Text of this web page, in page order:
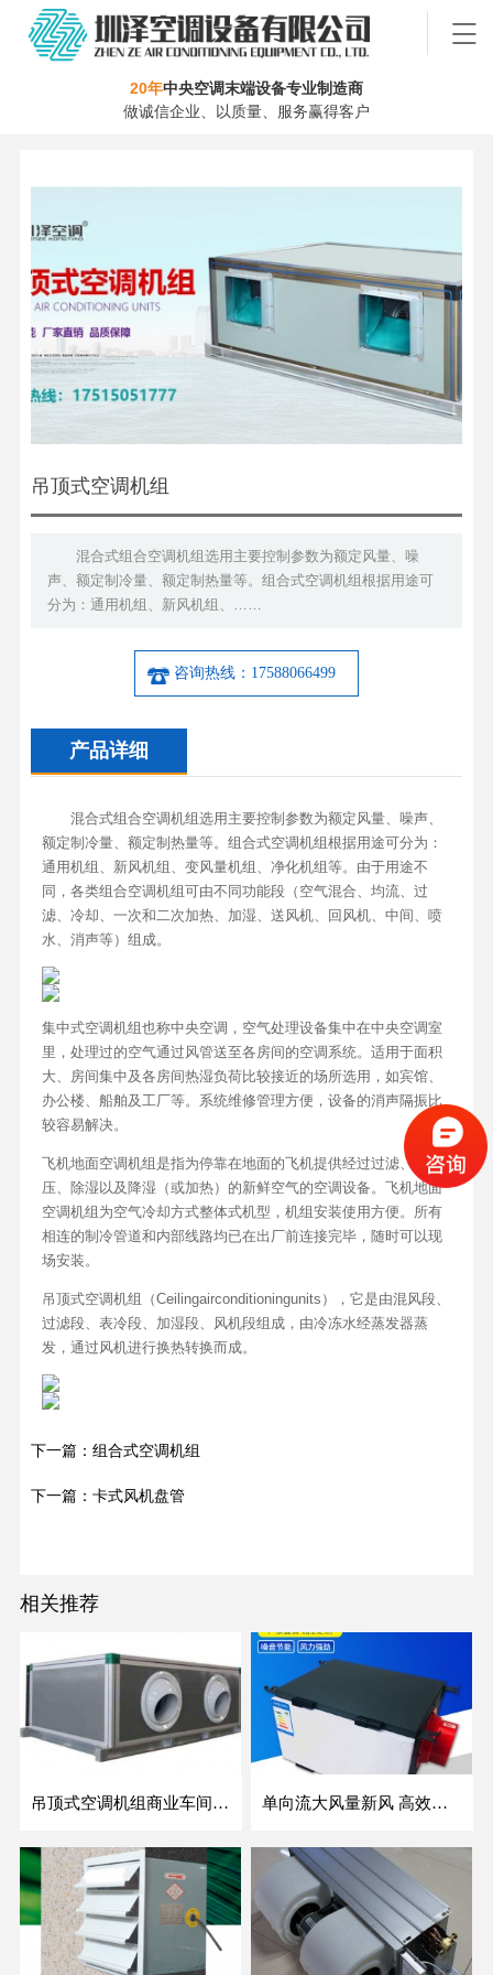
20年中央空调末端设备专业制造商
做诚信企业、以质量、服务赢得客户
吊顶式空调机组
混合式组合空调机组选用主要控制参数为额定风量、噪
声、额定制冷量、额定制热量等。组合式空调机组根据用途可
分为：通用机组、新风机组、……
咨询热线：17588066499
产品详细
混合式组合空调机组选用主要控制参数为额定风量、噪声、
额定制冷量、额定制热量等。组合式空调机组根据用途可分为：
通用机组、新风机组、变风量机组、净化机组等。由于用途不
同，各类组合空调机组可由不同功能段（空气混合、均流、过
滤、冷却、一次和二次加热、加湿、送风机、回风机、中间、喷
水、消声等）组成。
集中式空调机组也称中央空调，空气处理设备集中在中央空调室
里，处理过的空气通过风管送至各房间的空调系统。适用于面积
大、房间集中及各房间热湿负荷比较接近的场所选用，如宾馆、
办公楼、船舶及工厂等。系统维修管理方便，设备的消声隔振比
较容易解决。
飞机地面空调机组是指为停靠在地面的飞机提供经过过滤、加
压、除湿以及降湿（或加热）的新鲜空气的空调设备。飞机地面
空调机组为空气冷却方式整体式机型，机组安装使用方便。所有
相连的制冷管道和内部线路均已在出厂前连接完毕，随时可以现
场安装。
吊顶式空调机组（Ceilingairconditioningunits），它是由混风段、
过滤段、表冷段、加湿段、风机段组成，由冷冻水经蒸发器蒸
发，通过风机进行换热转换而成。
下一篇：组合式空调机组
下一篇：卡式风机盘管
相关推荐
吊顶式空调机组商业车间防爆新风空调器射流冷暖机组 单向流大风量新风 高效除霾全热交换新风机空气净化